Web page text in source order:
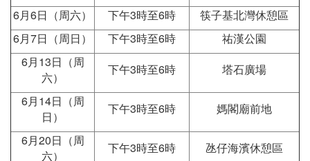
6月6日（周六）
下午3時至6時
筷子基北灣休憩區
6月7日（周日）
下午3時至6時
祐漢公園
6月13日（周
六）
下午3時至6時
塔石廣場
6月14日（周
日）
下午3時至6時
媽閣廟前地
6月20日（周
六）
下午3時至6時
氹仔海濱休憩區